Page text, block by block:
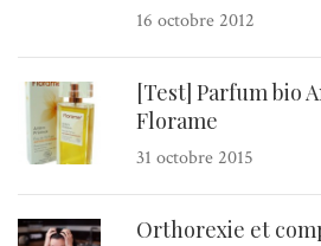
16 octobre 2012
[Test] Parfum bio
Florame
31 octobre 2015
Orthorexie et